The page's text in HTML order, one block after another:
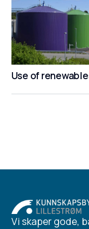
Use of
Vi skaper gode,